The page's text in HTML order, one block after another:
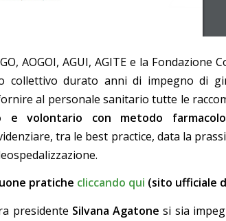
AOGOI, AGUI, AGITE e la Fondazione
collettivo durato anni di impegno di
al personale sanitario tutte le
e volontario con metodo
tra le best practice, data la
pratiche cliccando qui (sito ufficiale
presidente Silvana Agatone si sia